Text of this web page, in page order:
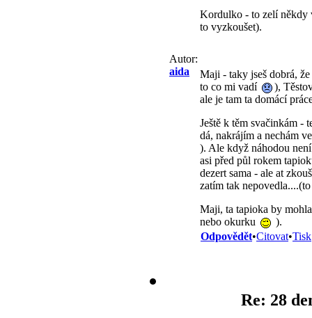
Autor:
aida
Kordulko - to zelí někdy
to vyzkoušet).
Maji - taky jseš dobrá,
to co mi vadí
),
ale je tam ta domácí
Ještě k těm svačinkám -
dá, nakrájím a nechám
). Ale když náhodou
asi před půl rokem
dezert sama - ale at
zatím tak
Maji, ta tapioka by
nebo okurku
).
Odpovědět•Citovat•Tisk
Re: 28